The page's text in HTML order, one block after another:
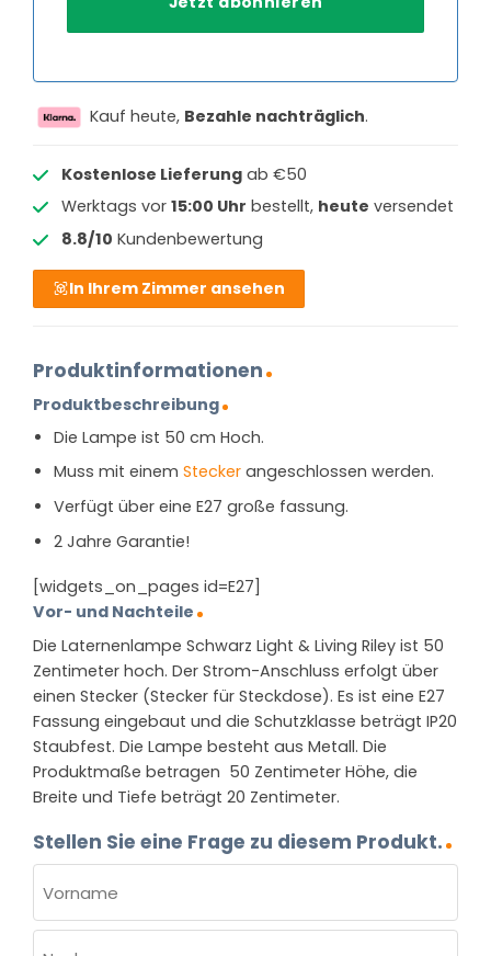
Kauf heute, Bezahle nachträglich.
Kostenlose Lieferungab €50
Werktags vor 15:00 Uhr bestellt, heute versendet
8.8/10 Kundenbewertung
In Ihrem Zimmer ansehen
Produktinformationen
Produktbeschreibung
Die Lampe ist 50 cm Hoch.
Muss mit einem Steckerangeschlossen werden.
Verfügt über eine E27 große fassung.
2 Jahre Garantie!
[widgets_on_pages id=E27]
Vor- und Nachteile
Die Laternenlampe Schwarz Light & Living Riley ist 50
Zentimeter hoch. Der Strom-Anschluss erfolgt über
einen Stecker (Stecker für Steckdose). Es ist eine E27
Fassung eingebaut und die Schutzklasse beträgt IP20
Staubfest. Die Lampe besteht aus Metall. Die
Produktmaße betragen 50 Zentimeter Höhe, die
Breite und Tiefe beträgt 20 Zentimeter.
Stellen Sie eine Frage zu diesem Produkt.
(ERFORDERLICH)
Vorname